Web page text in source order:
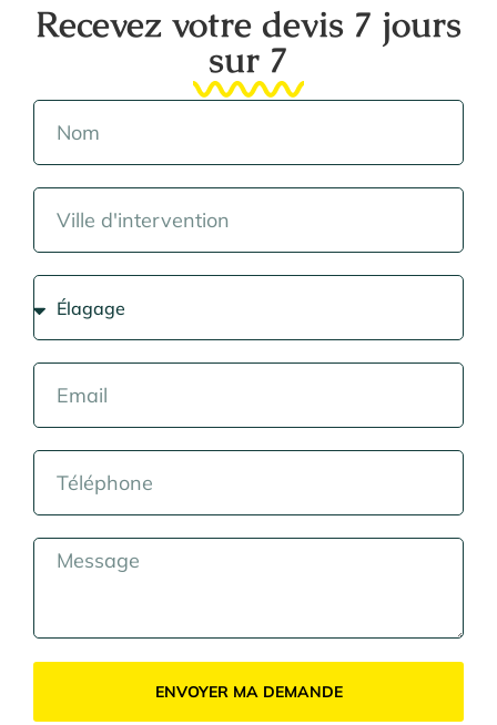
Recevez votre devis 7 jours
sur 7
ENVOYER MA DEMANDE